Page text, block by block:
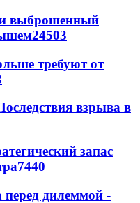
выброшенный
24503
требуют от
взрыва в
запас
7440
дилеммой -